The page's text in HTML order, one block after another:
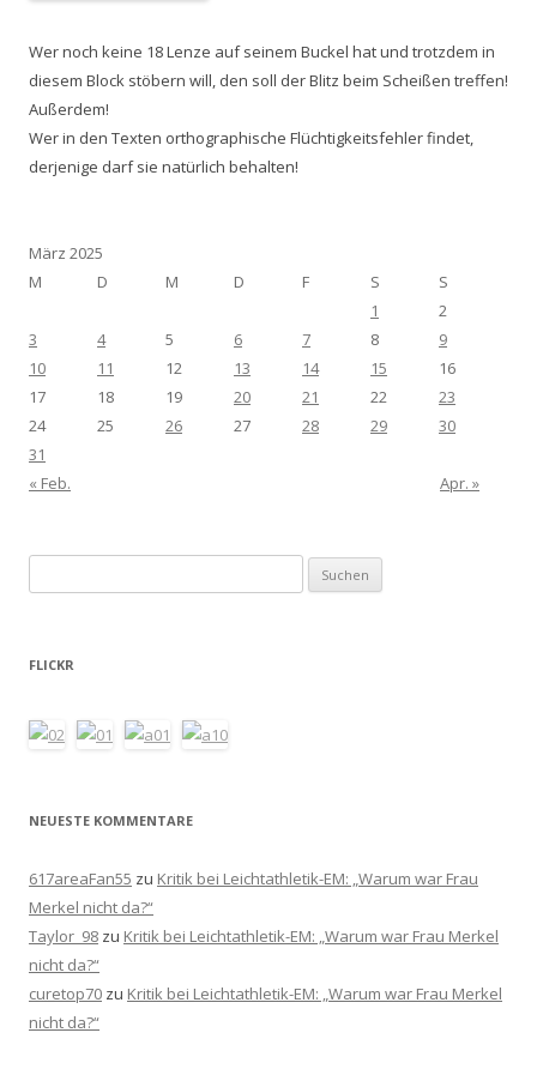
Wer noch keine 18 Lenze auf seinem Buckel hat und trotzdem in
diesem Block stöbern will, den soll der Blitz beim Scheißen treffen!
Außerdem!
Wer in den Texten orthographische Flüchtigkeitsfehler findet,
derjenige darf sie natürlich behalten!
März 2025
M
D M D F S
S
1
2
3
4 5 6 7 8
9
10
11 12 13 14 15
16
17
18 19 20 21 22
23
24
25 26 27 28 29
30
31
« Feb.
Apr. »
nach:
FLICKR
NEUESTE KOMMENTARE
617areaFan55 zu Kritik bei Leichtathletik-EM: „Warum war Frau
Merkel nicht da?“
Taylor_98 zu Kritik bei Leichtathletik-EM: „Warum war Frau Merkel
nicht da?“
curetop70 zu Kritik bei Leichtathletik-EM: „Warum war Frau Merkel
nicht da?“